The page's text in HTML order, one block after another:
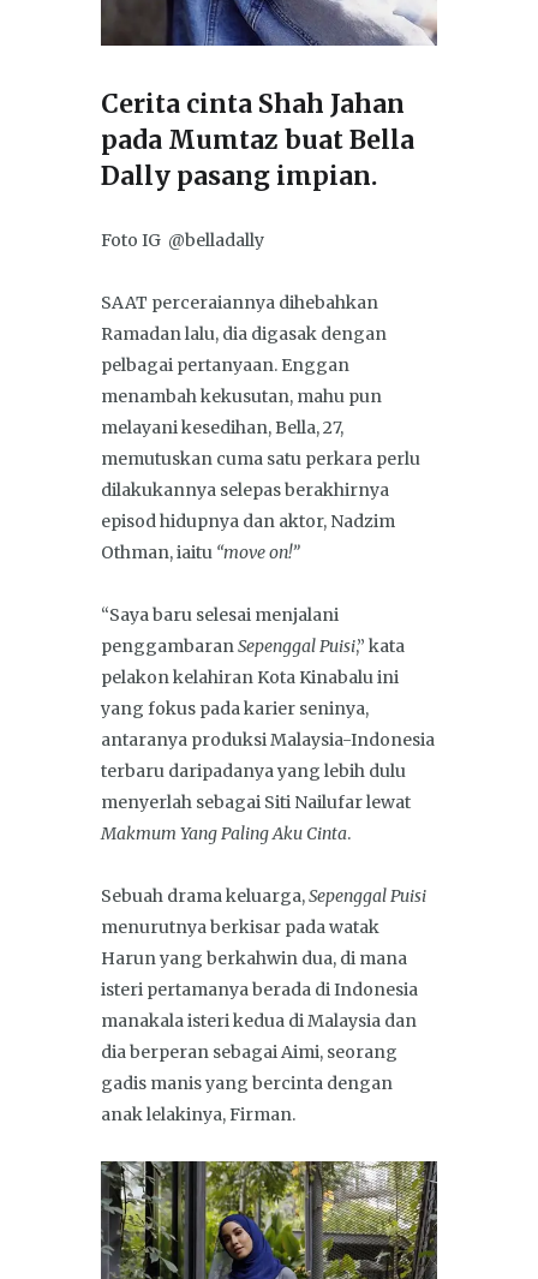
Cerita cinta Shah Jahan
pada Mumtaz buat Bella
Dally pasang impian.
Foto IG @belladally
SAAT perceraiannya dihebahkan
Ramadan lalu, dia digasak dengan
pelbagai pertanyaan. Enggan
menambah kekusutan, mahu pun
melayani kesedihan, Bella, 27,
memutuskan cuma satu perkara perlu
dilakukannya selepas berakhirnya
episod hidupnya dan aktor, Nadzim
Othman, iaitu “move on!”
“Saya baru selesai menjalani
penggambaranSepenggal Puisi,” kata
pelakon kelahiran Kota Kinabalu ini
yang fokus pada karier seninya,
antaranya produksi Malaysia-Indonesia
terbaru daripadanya yang lebih dulu
menyerlah sebagai Siti Nailufar lewat
Makmum Yang Paling Aku Cinta.
Sebuah drama keluarga,Sepenggal Puisi
menurutnya berkisar pada watak
Harun yang berkahwin dua, di mana
isteri pertamanya berada di Indonesia
manakala isteri kedua di Malaysia dan
dia berperan sebagai Aimi, seorang
gadis manis yang bercinta dengan
anak lelakinya, Firman.